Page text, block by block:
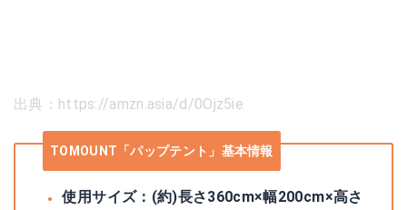
出典：https://amzn.asia/d/0Ojz5ie
TOMOUNT「パップテント」基本情報
使用サイズ：(約)長さ360cm×幅200cm×高さ